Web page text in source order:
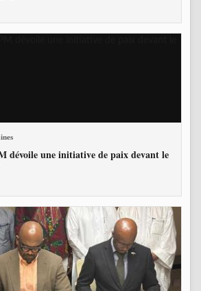
dévoile une initiative de paix devant le